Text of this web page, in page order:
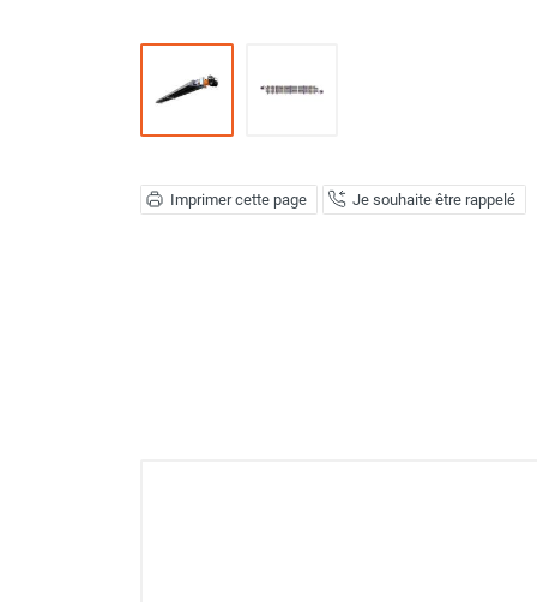
Extracteur d'air mural résidentiel
Déstratificateur ventilateur de
plafond
Déstratificateur industriel à pales
Déstratificateur de plafond design
Déstratificateur Airius
Imprimer cette page Je souhaite être rappelé